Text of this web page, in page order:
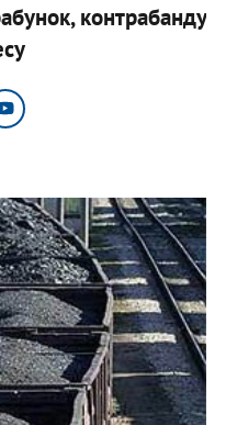
контрабанду